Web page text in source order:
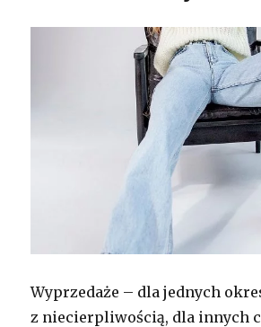
Wyprzedaże – dla jednych
z niecierpliwością, dla innych